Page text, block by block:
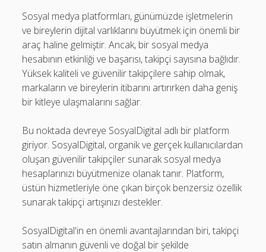
Şifresiz Facebook Beğeni Yükseltme
Youtube Dislike Arttırma Parasız
Liste
Sayfa Listesi
Şifresiz Facebook Beğeni Yükseltme
Youtube Dislike Arttırma Parasız
Sosyal medya platformları, günümüzde işletmelerin
ve bireylerin dijital varlıklarını büyütmek için önemli bir
araç haline gelmiştir. Ancak, bir sosyal medya
hesabının etkinliği ve başarısı, takipçi sayısına bağlıdır.
Yüksek kaliteli ve güvenilir takipçilere sahip olmak,
markaların ve bireylerin itibarını artırırken daha geniş
bir kitleye ulaşmalarını sağlar.
Bu noktada devreye SosyalDigital adlı bir platform
giriyor. SosyalDigital, organik ve gerçek kullanıcılardan
oluşan güvenilir takipçiler sunarak sosyal medya
hesaplarınızı büyütmenize olanak tanır. Platform,
üstün hizmetleriyle öne çıkan birçok benzersiz özellik
sunarak takipçi artışınızı destekler.
SosyalDigital'in en önemli avantajlarından biri, takipçi
satın almanın güvenli ve doğal bir şekilde